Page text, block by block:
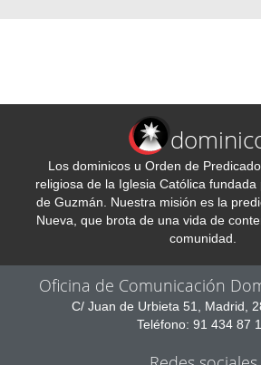
Los dominicos u Orden de
religiosa de la Iglesia Católica
de Guzmán. Nuestra misión es la
Nueva, que brota de una vida de
comunidad.
Oficina de Comunicación
C/ Juan de Urbieta 51, Madrid,
Teléfono: 91 434 87